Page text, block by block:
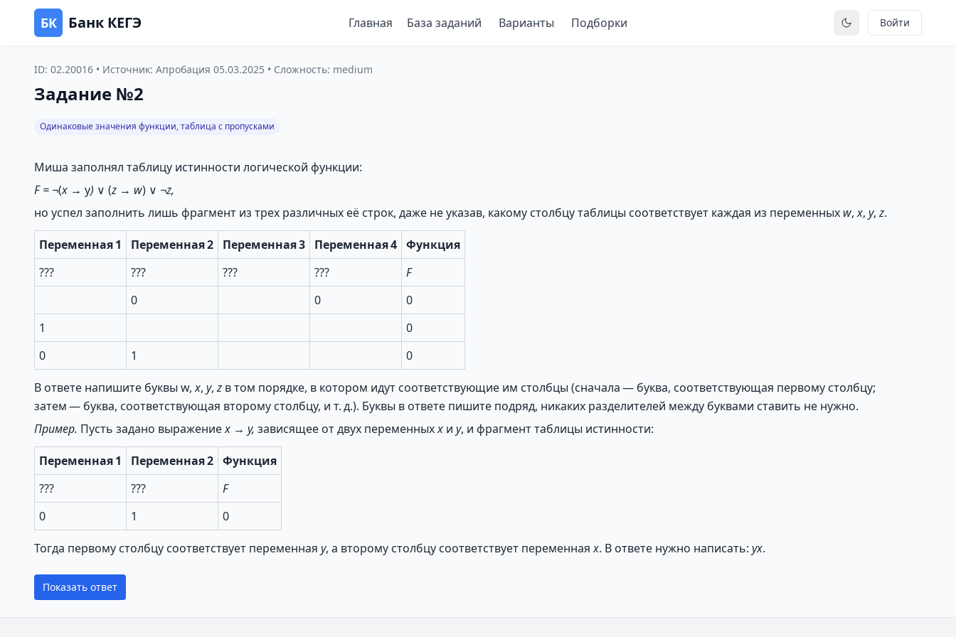
БК Банк КЕГЭ Главная База заданий Варианты Подборки Переключить тему
Войти
ID: 02.20016 • Источник: Апробация 05.03.2025 • Сложность: medium
Задание №2
Одинаковые значения функции, таблица с пропусками
Миша заполнял таблицу истинности логической функции:
F = ¬(x → y) ∨ (z → w) ∨ ¬z,
но успел заполнить лишь фрагмент из трех различных её строк, даже не указав, какому столбцу таблицы соответствует каждая из переменных w,x, y,z.
Переменная 1 Переменная 2 Переменная 3 Переменная 4 Функция
???
??? ??? ???
F
0
0
0
1
0
0
1 0
В ответе напишите буквы w,x, y,z в том порядке, в котором идут соответствующие им столбцы (сначала — буква, соответствующая первому столбцу;
затем — буква, соответствующая второму столбцу, и т. д.). Буквы в ответе пишите подряд, никаких разделителей между буквами ставить не нужно.
Пример. Пусть задано выражениеx → y, зависящее от двух переменныхx и y, и фрагмент таблицы истинности:
Переменная 1 Переменная 2 Функция
???
???
F
0
1 0
Тогда первому столбцу соответствует переменная y, а второму столбцу соответствует переменнаяx. В ответе нужно написать: yx.
Показать ответ